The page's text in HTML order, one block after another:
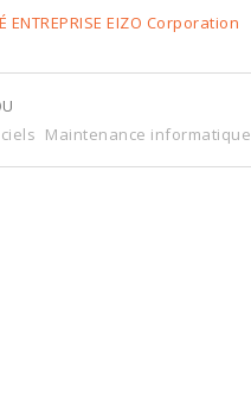
ENTREPRISE EIZO Corporation
Maintenance informatique